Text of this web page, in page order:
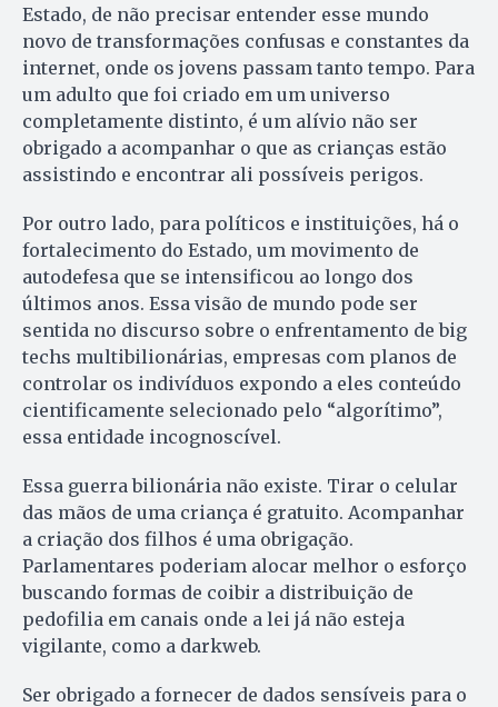
Estado, de não precisar entender esse mundo
novo de transformações confusas e constantes da
internet, onde os jovens passam tanto tempo. Para
um adulto que foi criado em um universo
completamente distinto, é um alívio não ser
obrigado a acompanhar o que as crianças estão
assistindo e encontrar ali possíveis perigos.
Por outro lado, para políticos e instituições, há o
fortalecimento do Estado, um movimento de
autodefesa que se intensificou ao longo dos
últimos anos. Essa visão de mundo pode ser
sentida no discurso sobre o enfrentamento de big
techs multibilionárias, empresas com planos de
controlar os indivíduos expondo a eles conteúdo
cientificamente selecionado pelo “algorítimo”,
essa entidade incognoscível.
Essa guerra bilionária não existe. Tirar o celular
das mãos de uma criança é gratuito. Acompanhar
a criação dos filhos é uma obrigação.
Parlamentares poderiam alocar melhor o esforço
buscando formas de coibir a distribuição de
pedofilia em canais onde a lei já não esteja
vigilante, como a darkweb.
Ser obrigado a fornecer de dados sensíveis para o